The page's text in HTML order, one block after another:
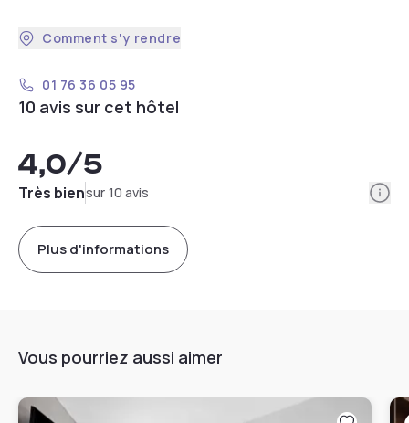
Comment s'y rendre
01 76 36 05 95
10 avis sur cet hôtel
4,0/5
Très biensur 10 avis
Plus d'informations
Vous pourriez aussi aimer